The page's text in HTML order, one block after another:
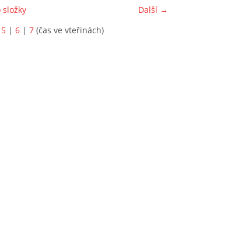
Další →
složky
5 | 6 | 7 (čas ve vteřinách)